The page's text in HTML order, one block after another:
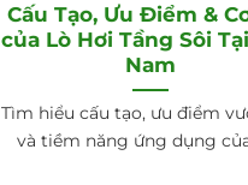
Cấu Tạo, Ưu Điểm &
của Lò Hơi Tầng Sôi
Nam
Tìm hiểu cấu tạo, ưu điểm
và tiềm năng ứng dụng